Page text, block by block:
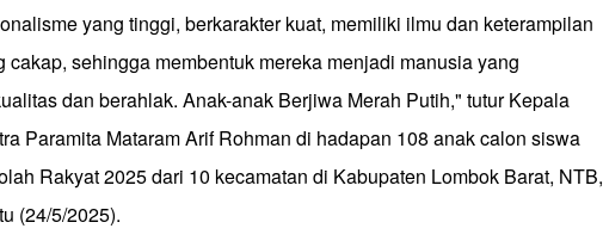
yang tinggi, berkarakter kuat, memiliki ilmu dan keterampilan
cakap, sehingga membentuk mereka menjadi manusia yang
dan berahlak. Anak-anak Berjiwa Merah Putih," tutur Kepala
Paramita Mataram Arif Rohman di hadapan 108 anak calon siswa
Rakyat 2025 dari 10 kecamatan di Kabupaten Lombok Barat, NTB,
(24/5/2025).